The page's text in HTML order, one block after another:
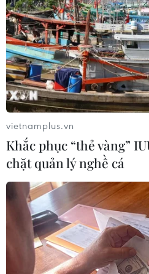
16/09/2021 14:02
TP.HCM cơ bản đã bao phủ
người dân Thành phố từ 18
tiêm. Thành phố đang đẩy
người đã tiêm mũi 1 đủ thời
vietnamplus.vn
Khắc phục “thẻ vàng”
chặt quản lý nghề cá